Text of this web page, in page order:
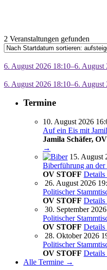
2 Veranstaltungen gefunden
6. August 2026 18:10–6. August
6. August 2026 18:10–6. August
Termine
10. August 2026
Auf ein Eis mit
Jamila Schäfer,
→
15. August
Biberführung an der
OV STOFF
26. August 2026
Politischer
OV STOFF
30. September
Politischer
OV STOFF
28. Oktober 2026
Politischer
OV STOFF
Alle Termine →